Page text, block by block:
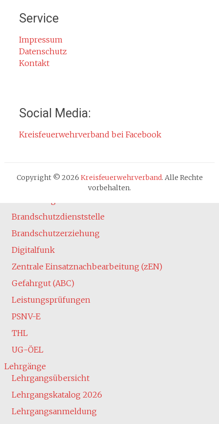
Rauchmelder
Rettungsgasse
Gefahr durch Kohlenmonoxid
Cookie-Hinweis
Atemschutz
Brandschutzdienststelle
Brandschutzerziehung
Digitalfunk
Zentrale Einsatznachbearbeitung (zEN)
Gefahrgut (ABC)
Leistungsprüfungen
PSNV-E
THL
UG-ÖEL
Lehrgänge
Lehrgangsübersicht
Lehrgangskatalog 2026
Lehrgangsanmeldung
Service
Impressum
Datenschutz
Kontakt
Social Media:
Kreisfeuerwehrverband bei Facebook
Copyright © 2026 Kreisfeuerwehrverband. Alle Rechte
vorbehalten.